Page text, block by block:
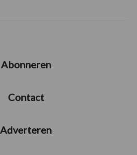
Abonneren
Contact
Adverteren